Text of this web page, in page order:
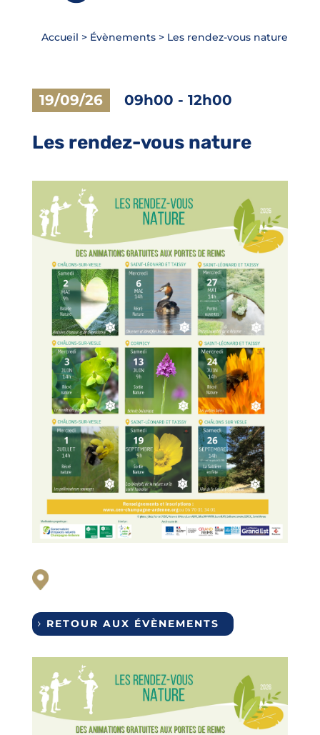
Accueil > Évènements > Les rendez-vous nature
19/09/26 09h00 - 12h00
Les rendez-vous nature
RETOUR AUX ÉVÈNEMENTS